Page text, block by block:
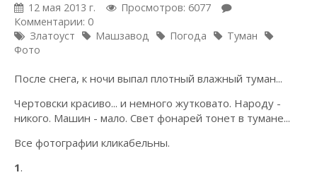
12 мая 2013 г.
Просмотров: 6077
Комментарии: 0
Златоуст
Машзавод Погода
Туман
Фото
После снега, к ночи выпал плотный влажный туман...
Чертовски красиво... и немного жутковато. Народу -
никого. Машин - мало. Свет фонарей тонет в тумане...
Все фотографии кликабельны.
1.